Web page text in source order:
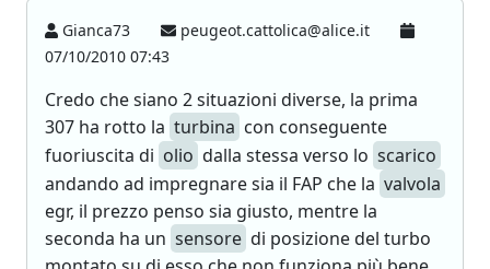
Gianca73
peugeot.cattolica@alice.it
07/10/2010 07:43
Credo che siano 2 situazioni diverse, la prima
307 ha rotto la turbina con conseguente
fuoriuscita di olio dalla stessa verso lo scarico
andando ad impregnare sia il FAP che la valvola
egr, il prezzo penso sia giusto, mentre la
seconda ha un sensore di posizione del turbo